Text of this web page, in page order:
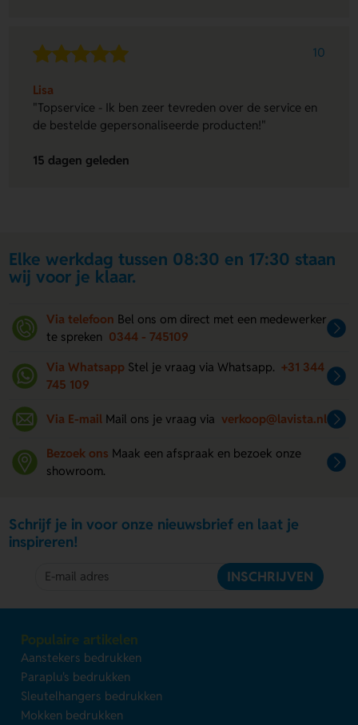
10
Lisa
"Topservice - Ik ben zeer tevreden over de service en
de bestelde gepersonaliseerde producten!"
15 dagen geleden
Elke werkdag tussen 08:30 en 17:30 staan
wij voor je klaar.
Via telefoon Bel ons om direct met een medewerker
te spreken 0344 - 745109
Via Whatsapp Stel je vraag via Whatsapp. +31 344
745 109
Via E-mail Mail ons je vraag via verkoop@lavista.nl
Bezoek ons Maak een afspraak en bezoek onze
showroom.
Schrijf je in voor onze nieuwsbrief en laat je
inspireren!
INSCHRIJVEN
Populaire artikelen
Aanstekers bedrukken
Paraplu's bedrukken
Sleutelhangers bedrukken
Mokken bedrukken